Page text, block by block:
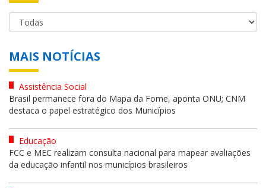
MAIS NOTÍCIAS
Assistência Social
Brasil permanece fora do Mapa da Fome, aponta ONU; CNM
destaca o papel estratégico dos Municípios
Educação
FCC e MEC realizam consulta nacional para mapear avaliações
da educação infantil nos municípios brasileiros